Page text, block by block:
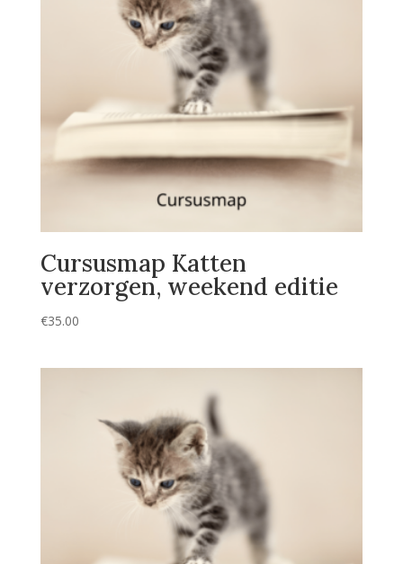
Cursusmap Katten
verzorgen, weekend editie
€35.00